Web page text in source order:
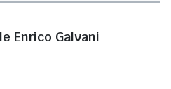
Enrico Galvani